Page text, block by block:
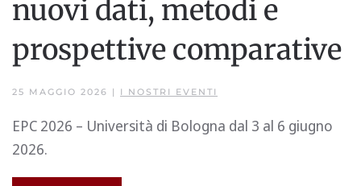
nuovi dati, metodi e
prospettive comparative
25 MAGGIO 2026 | I NOSTRI EVENTI
EPC 2026 – Università di Bologna dal 3 al 6 giugno
2026.